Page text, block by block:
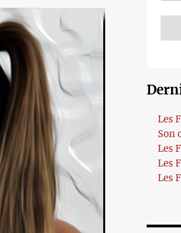
Les
Son
Les
Les
Les